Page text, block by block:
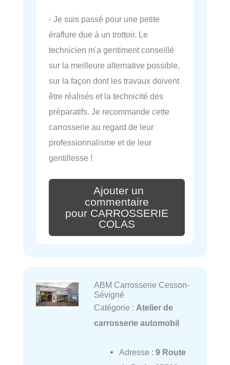
- Je suis passé pour une petite
éraflure due à un trottoir. Le
technicien m'a gentiment conseillé
sur la meilleure alternative possible,
sur la façon dont les travaux doivent
être réalisés et la technicité des
préparatifs. Je recommande cette
carrosserie au regard de leur
professionnalisme et de leur
gentillesse !
Ajouter un
commentaire
pour CARROSSERIE
COLAS
ABM Carrosserie Cesson-
Sévigné
Catégorie : Atelier de
carrosserie automobil
Adresse : 9 Route